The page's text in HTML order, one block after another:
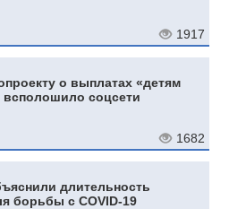
1917
о выплатах «детям
соцсети
1682
длительность
борьбы с COVID-19